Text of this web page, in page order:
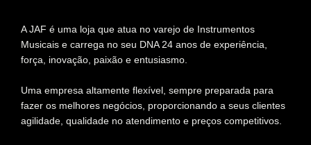
A JAF é uma loja que atua no varejo de Instrumentos
Musicais e carrega no seu DNA 24 anos de experiência,
força, inovação, paixão e entusiasmo.
Uma empresa altamente flexível, sempre preparada para
fazer os melhores negócios, proporcionando a seus clientes
agilidade, qualidade no atendimento e preços competitivos.